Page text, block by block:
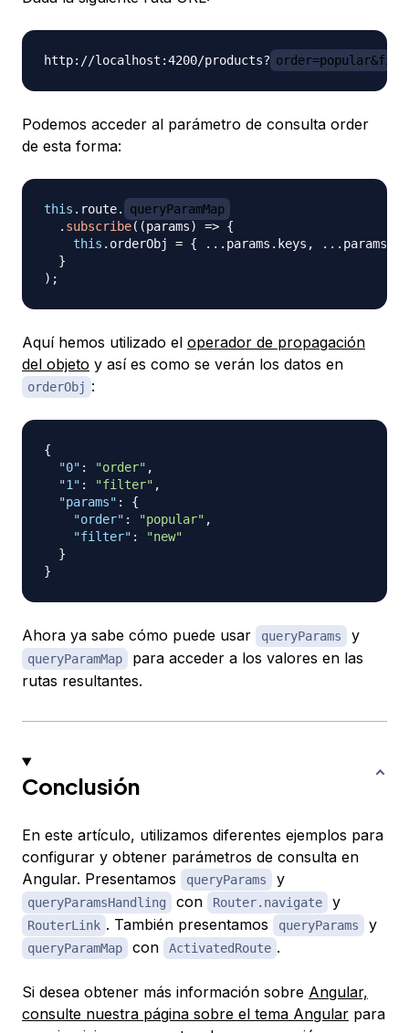
http://localhost:4200/products?
Podemos acceder al parámetro de consulta order
de esta forma:
this . route.
queryParamMap
. subscribe( (params) => {
this . orderObj = { ... params . keys , ... params
}
) ;
Aquí hemos utilizado el operador de propagación
del objeto y así es como se verán los datos en
orderObj :
{
"0" : "order" ,
"1" : "filter" ,
"params" :
{
"order" : "popular" ,
"filter" :
"new"
}
}
Ahora ya sabe cómo puede usar queryParams y
queryParamMap
para acceder a los valores en las
rutas resultantes.
Conclusión
En este artículo, utilizamos diferentes ejemplos para
configurar y obtener parámetros de consulta en
Angular. Presentamos
queryParams y
queryParamsHandling con Router.navigate y
RouterLink . También presentamos queryParams y
queryParamMap con ActivatedRoute .
Si desea obtener más información sobre Angular,
consulte nuestra página sobre el tema Angular para